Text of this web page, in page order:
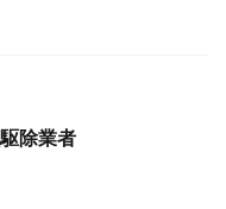
除業者